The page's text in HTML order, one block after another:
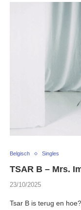
Belgisch Singles
TSAR B – Mrs.
23/10/2025
Tsar B is terug en